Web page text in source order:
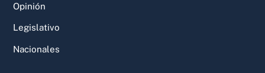
Opinión
Legislativo
Nacionales